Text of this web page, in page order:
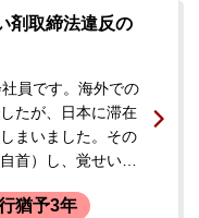
剤取締法違反の
員です。海外での
たが、日本に滞在
まいました。その
首）し、覚せい剤
から息子の逮捕を
猶予3年